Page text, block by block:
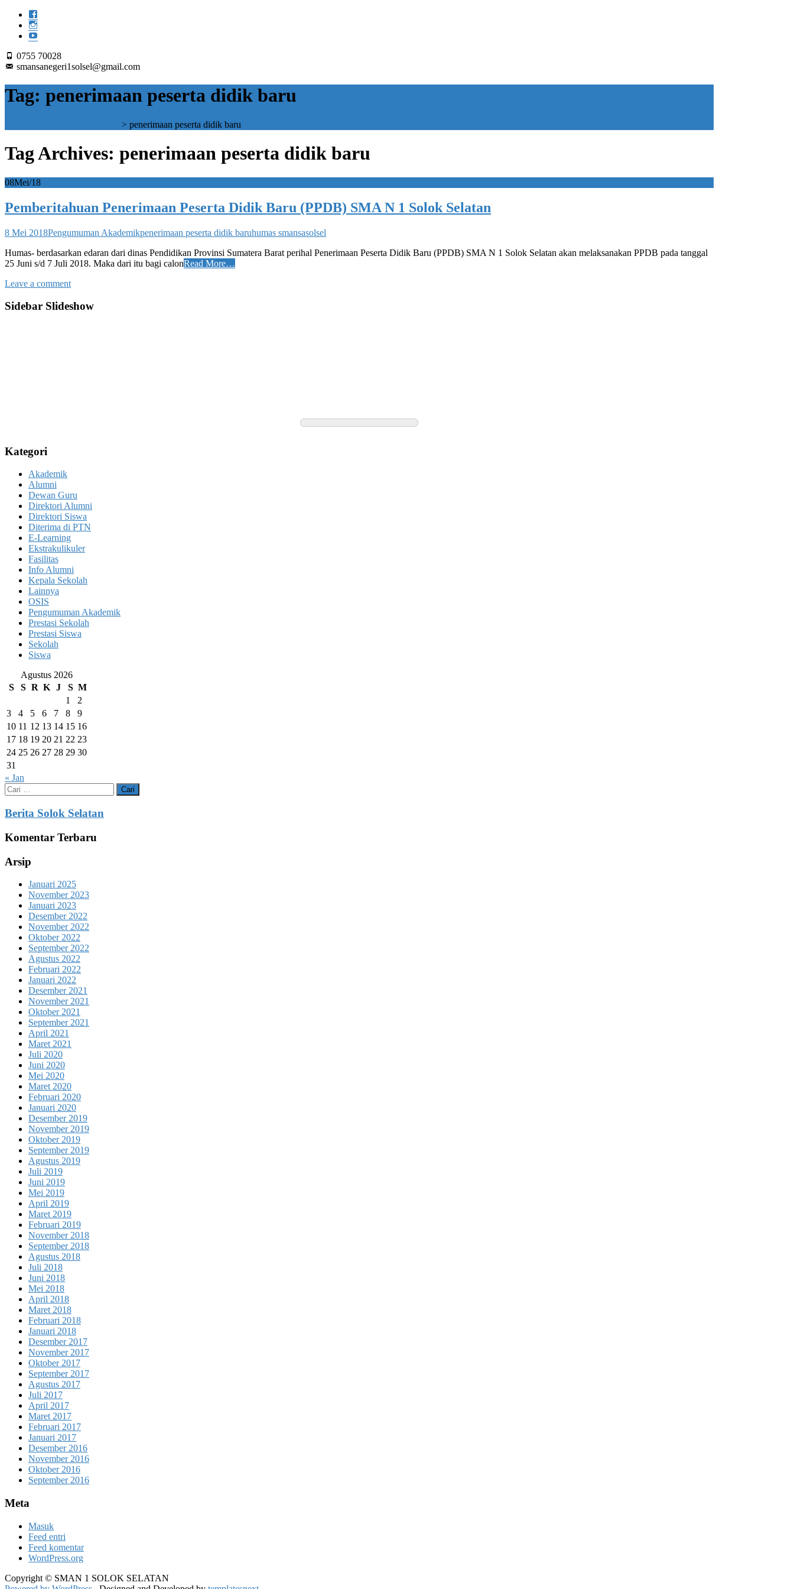
0755 70028
smansanegeri1solsel@gmail.com
Tag: penerimaan peserta didik baru
> penerimaan peserta didik baru
Tag Archives: penerimaan peserta didik baru
08Mei/18
Pemberitahuan Penerimaan Peserta Didik Baru (PPDB) SMA N 1 Solok Selatan
8 Mei 2018Pengumuman Akademikpenerimaan peserta didik baruhumas smansasolsel
Humas- berdasarkan edaran dari dinas Pendidikan Provinsi Sumatera Barat perihal Penerimaan Peserta Didik Baru (PPDB) SMA N 1 Solok Selatan akan melaksanakan PPDB pada tanggal
25 Juni s/d 7 Juli 2018. Maka dari itu bagi calonRead More…
Leave a comment
Sidebar Slideshow
Kategori
Akademik
Alumni
Dewan Guru
Direktori Alumni
Direktori Siswa
Diterima di PTN
E-Learning
Ekstrakulikuler
Fasilitas
Info Alumni
Kepala Sekolah
Lainnya
OSIS
Pengumuman Akademik
Prestasi Sekolah
Prestasi Siswa
Sekolah
Siswa
Agustus 2026
S
S R K J S M
1
2
3
4 5 6 7 8
9
10 11 12 13 14 15 16
17 18 19 20 21 22 23
24 25 26 27 28 29 30
31
« Jan
Cari
untuk:
Berita Solok Selatan
Komentar Terbaru
Arsip
Januari 2025
November 2023
Januari 2023
Desember 2022
November 2022
Oktober 2022
September 2022
Agustus 2022
Februari 2022
Januari 2022
Desember 2021
November 2021
Oktober 2021
September 2021
April 2021
Maret 2021
Juli 2020
Juni 2020
Mei 2020
Maret 2020
Februari 2020
Januari 2020
Desember 2019
November 2019
Oktober 2019
September 2019
Agustus 2019
Juli 2019
Juni 2019
Mei 2019
April 2019
Maret 2019
Februari 2019
November 2018
September 2018
Agustus 2018
Juli 2018
Juni 2018
Mei 2018
April 2018
Maret 2018
Februari 2018
Januari 2018
Desember 2017
November 2017
Oktober 2017
September 2017
Agustus 2017
Juli 2017
April 2017
Maret 2017
Februari 2017
Januari 2017
Desember 2016
November 2016
Oktober 2016
September 2016
Meta
Masuk
Feed entri
Feed komentar
WordPress.org
Copyright © SMAN 1 SOLOK SELATAN